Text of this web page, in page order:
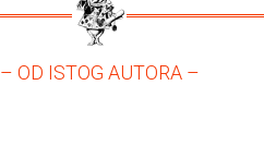
– OD ISTOG AUTORA –